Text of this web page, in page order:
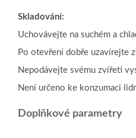
Skladování:
Uchovávejte na suchém a
Po otevření dobře uzavírejte
Nepodávejte svému zvířeti
Není určeno ke konzumaci
Doplňkové parametry